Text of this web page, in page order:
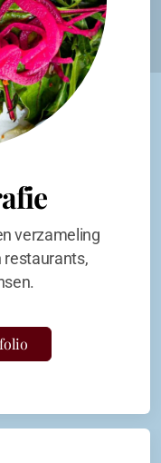
verzameling
restaurants,